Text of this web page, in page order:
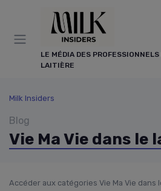
LE MÉDIA DES
LAITIÈRE
Milk Insiders
Blog
Vie Ma Vie dans le
Accéder aux catégories Vie Ma Vie dans